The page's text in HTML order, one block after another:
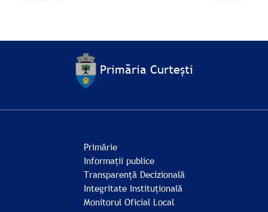
Primăria Curtești
Primărie
Informații publice
Transparență Decizională
Integritate Instituțională
Monitorul Oficial Local